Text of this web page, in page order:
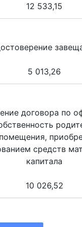
12 533,15
5 013,26
договора по
средств
капитала
10 026,52